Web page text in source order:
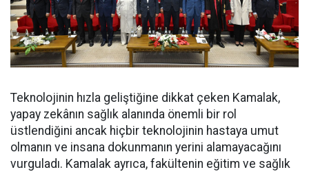
Teknolojinin hızla geliştiğine dikkat çeken Kamalak,
yapay zekânın sağlık alanında önemli bir rol
üstlendiğini ancak hiçbir teknolojinin hastaya umut
olmanın ve insana dokunmanın yerini alamayacağını
vurguladı. Kamalak ayrıca, fakültenin eğitim ve sağlık